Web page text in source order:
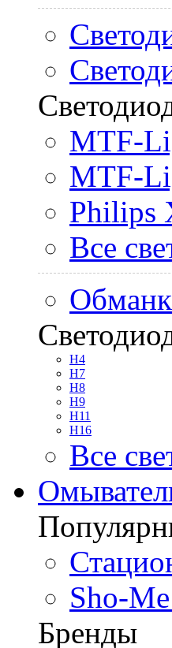
MTF-
MTF-
Philips
Все
H4
H7
H8
H9
H11
H16
Все
Sho-
Бренды